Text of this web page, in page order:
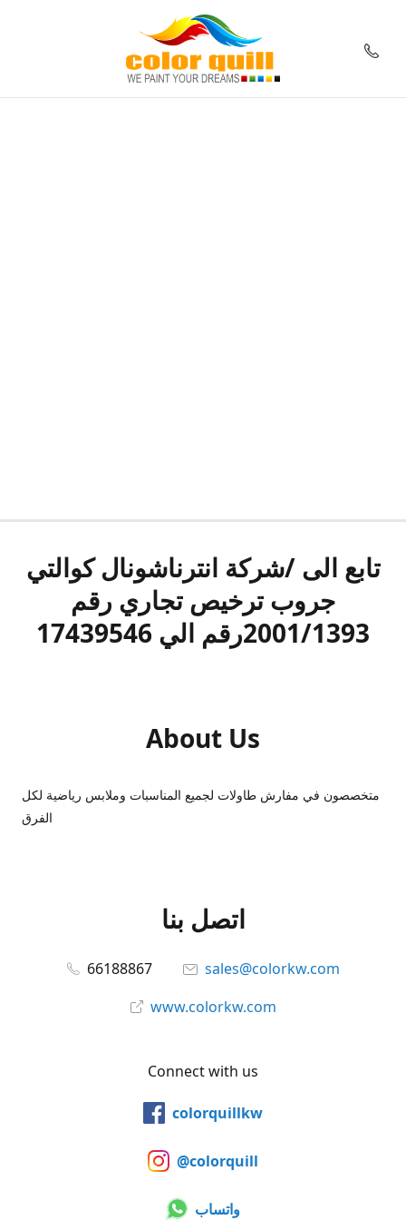
تابع الى /شركة انترناشونال كوالتي
جروب ترخيص تجاري رقم
2001/1393رقم الي 17439546
About Us
متخصصون في مفارش طاولات لجميع المناسبات وملابس رياضية لكل
الفرق
اتصل بنا
66188867
sales@colorkw.com
www.colorkw.com
Connect with us
colorquillkw
@colorquill
واتساب